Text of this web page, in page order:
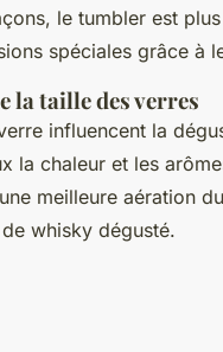
le tumbler est
spéciales grâce à
la taille des verres
influencent la
la chaleur et les
meilleure aération
whisky dégusté.